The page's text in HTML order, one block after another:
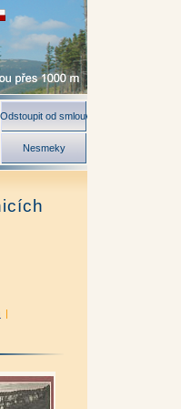
Odstoupit od smlouvy
Nesmeky
|
|